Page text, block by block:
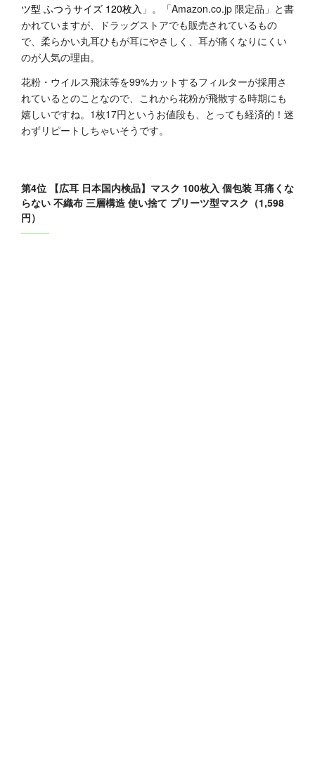
ツ型 ふつうサイズ 120枚入 」。「Amazon.co.jp 限定品」と書
かれていますが、ドラッグストアでも販売されているもの
で、柔らかい丸耳ひもが耳にやさしく、耳が痛くなりにくい
のが人気の理由。
花粉・ウイルス飛沫等を99%カットするフィルターが採用さ
れているとのことなので、これから花粉が飛散する時期にも
嬉しいですね。1枚17円というお値段も、とっても経済的！迷
わずリピートしちゃいそうです。
第4位 【広耳 日本国内検品】マスク 100枚入 個包装 耳痛くな
らない 不織布 三層構造 使い捨て プリーツ型マスク（1,598
円）